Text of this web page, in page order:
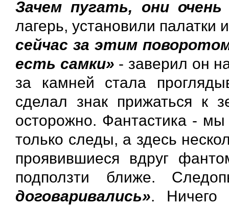
Зачем пугать, они
лагерь, установили
сейчас за этим
есть самки» - заверил он
за камней стала
сделал знак прижаться к
осторожно. Фантастика -
только следы, а здесь
проявившиеся вдруг
подползти ближе.
договаривались». Ничего